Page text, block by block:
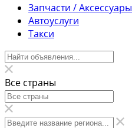
Запчасти / Аксессуары
Автоуслуги
Такси
Все страны